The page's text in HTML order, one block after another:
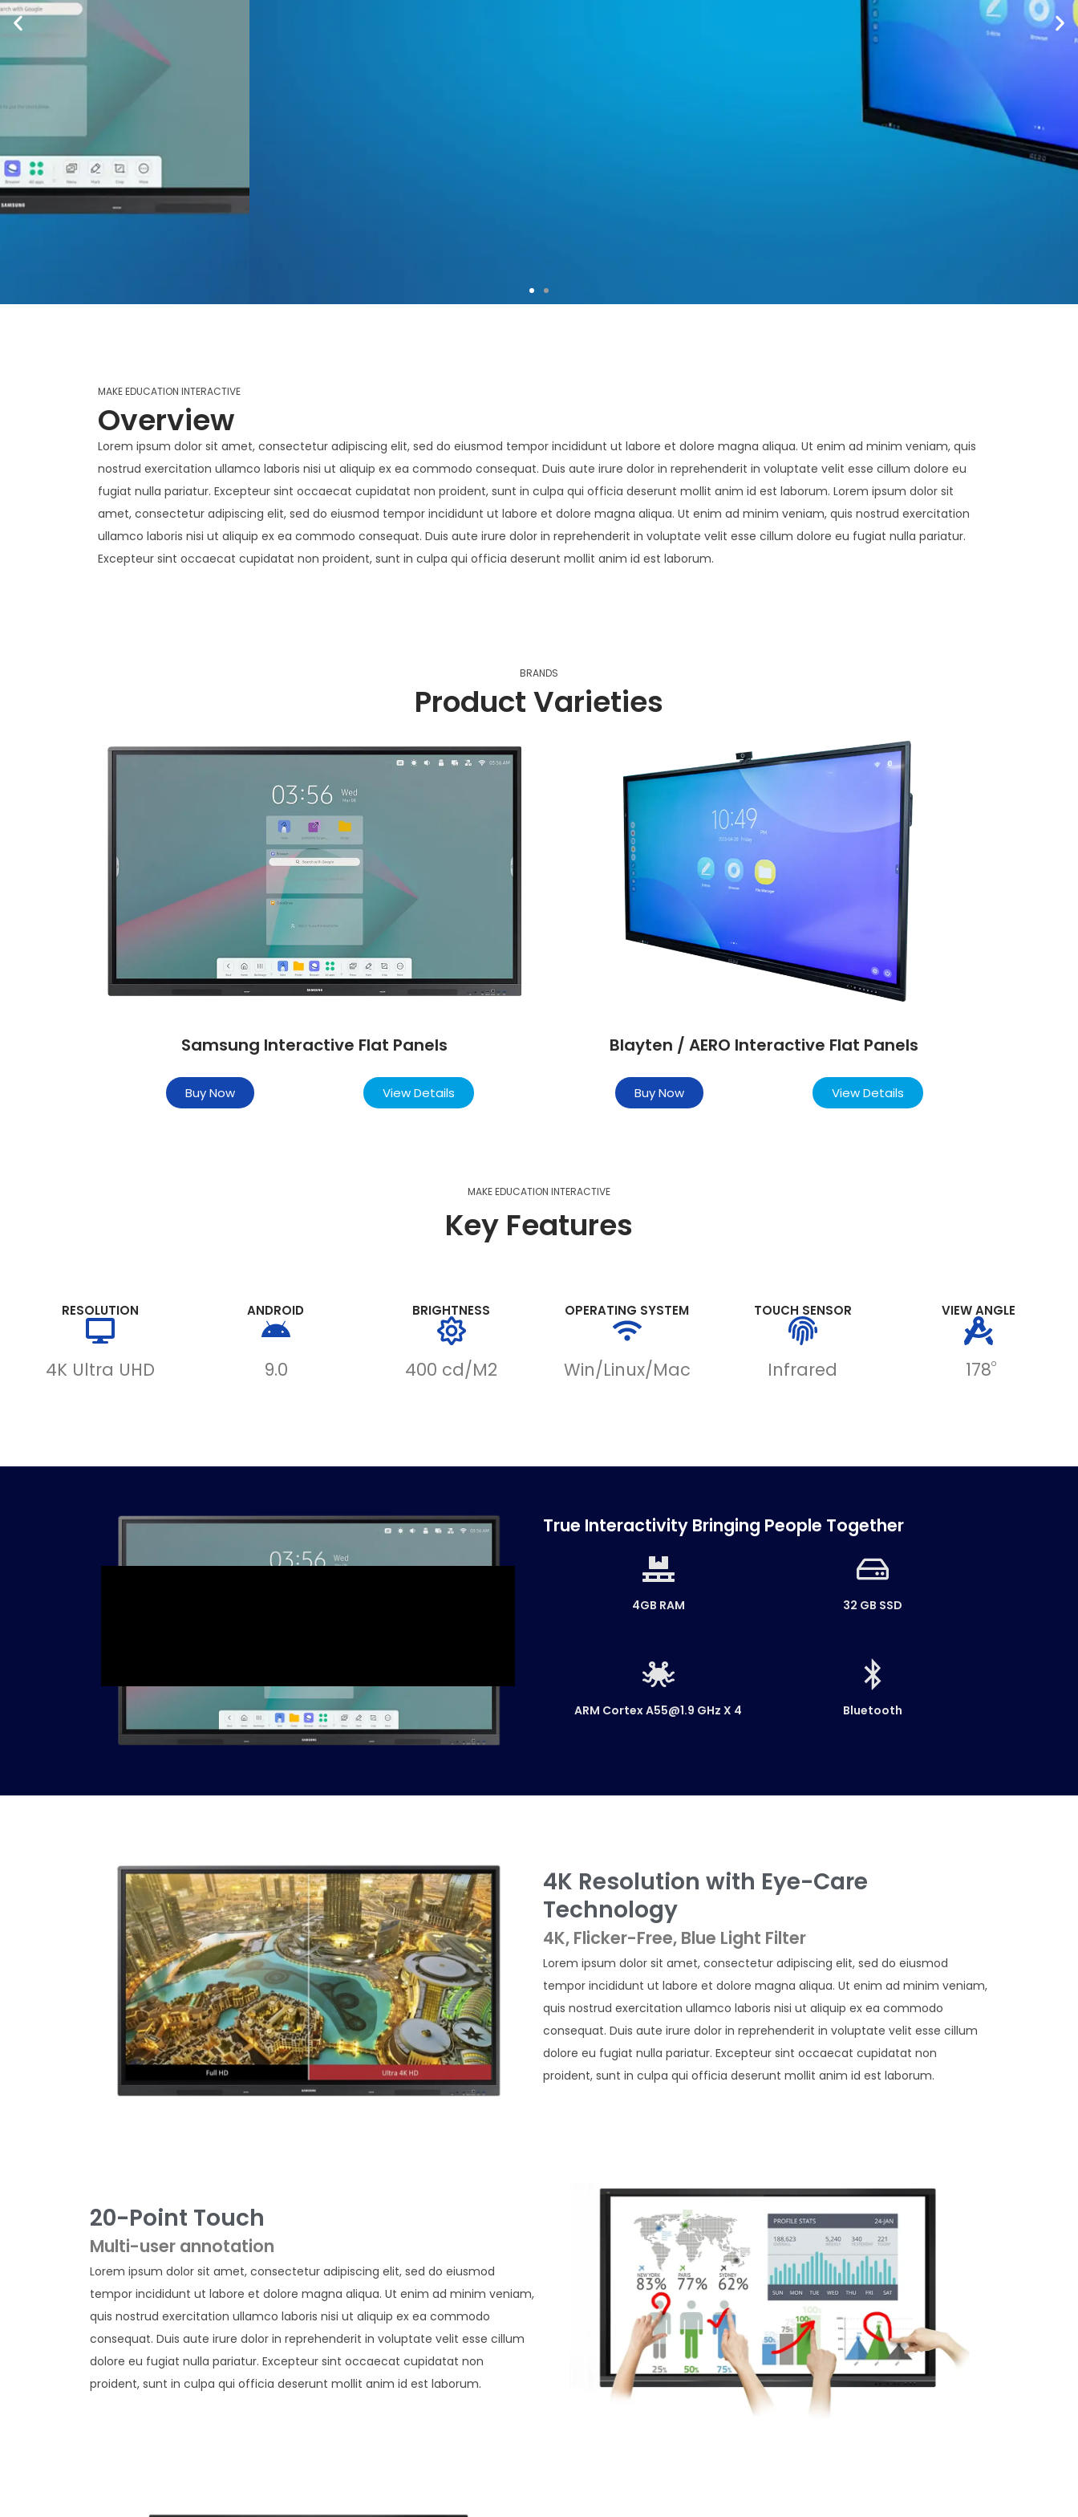
Redefined
Our interactive panels inspire immersive
learning, fostering engagement and
innovation in every touch.
Buy Now
MAKE EDUCATION INTERACTIVE
Overview
Lorem ipsum dolor sit amet, consectetur adipiscing elit, sed do eiusmod tempor incididunt ut labore et dolore magna aliqua. Ut enim ad minim veniam, quis
nostrud exercitation ullamco laboris nisi ut aliquip ex ea commodo consequat. Duis aute irure dolor in reprehenderit in voluptate velit esse cillum dolore eu
fugiat nulla pariatur. Excepteur sint occaecat cupidatat non proident, sunt in culpa qui officia deserunt mollit anim id est laborum. Lorem ipsum dolor sit
amet, consectetur adipiscing elit, sed do eiusmod tempor incididunt ut labore et dolore magna aliqua. Ut enim ad minim veniam, quis nostrud exercitation
ullamco laboris nisi ut aliquip ex ea commodo consequat. Duis aute irure dolor in reprehenderit in voluptate velit esse cillum dolore eu fugiat nulla pariatur.
Excepteur sint occaecat cupidatat non proident, sunt in culpa qui officia deserunt mollit anim id est laborum.
BRANDS
Product Varieties
Samsung Interactive Flat Panels
Buy Now View Details
Blayten / AERO Interactive Flat Panels
Buy Now View Details
MAKE EDUCATION INTERACTIVE
Key Features
RESOLUTION
4K Ultra UHD
ANDROID
9.0
BRIGHTNESS
400 cd/M2
OPERATING SYSTEM
Win/Linux/Mac
TOUCH SENSOR
Infrared
VIEW ANGLE
178o
True Interactivity Bringing People Together
4GB RAM 32 GB SSD
ARM Cortex A55@1.9 GHz X 4 Bluetooth
4K Resolution with Eye-Care
Technology
4K, Flicker-Free, Blue Light Filter
Lorem ipsum dolor sit amet, consectetur adipiscing elit, sed do eiusmod
tempor incididunt ut labore et dolore magna aliqua. Ut enim ad minim veniam,
quis nostrud exercitation ullamco laboris nisi ut aliquip ex ea commodo
consequat. Duis aute irure dolor in reprehenderit in voluptate velit esse cillum
dolore eu fugiat nulla pariatur. Excepteur sint occaecat cupidatat non
proident, sunt in culpa qui officia deserunt mollit anim id est laborum.
20-Point Touch
Multi-user annotation
Lorem ipsum dolor sit amet, consectetur adipiscing elit, sed do eiusmod
tempor incididunt ut labore et dolore magna aliqua. Ut enim ad minim veniam,
quis nostrud exercitation ullamco laboris nisi ut aliquip ex ea commodo
consequat. Duis aute irure dolor in reprehenderit in voluptate velit esse cillum
dolore eu fugiat nulla pariatur. Excepteur sint occaecat cupidatat non
proident, sunt in culpa qui officia deserunt mollit anim id est laborum.